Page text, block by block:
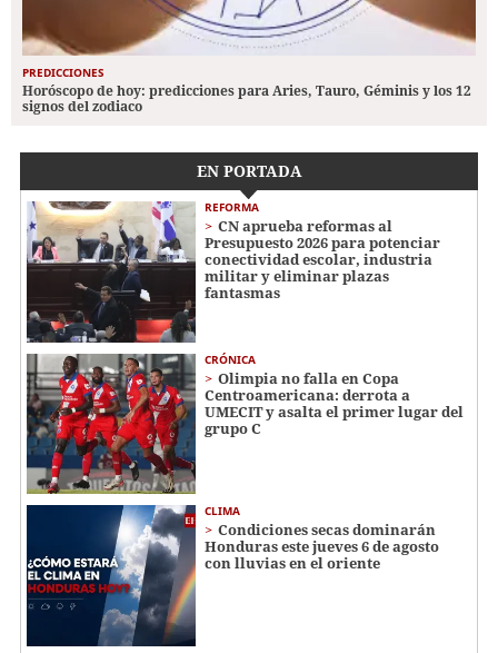
PREDICCIONES
Horóscopo de hoy: predicciones para Aries, Tauro, Géminis y los 12
signos del zodiaco
EN PORTADA
REFORMA
CN aprueba reformas al
Presupuesto 2026 para potenciar
conectividad escolar, industria
militar y eliminar plazas
fantasmas
CRÓNICA
Olimpia no falla en Copa
Centroamericana: derrota a
UMECIT y asalta el primer lugar del
grupo C
CLIMA
Condiciones secas dominarán
Honduras este jueves 6 de agosto
con lluvias en el oriente